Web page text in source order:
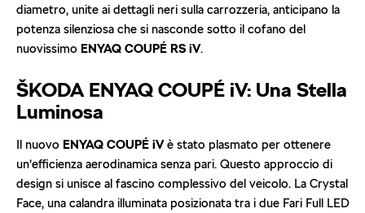
diametro, unite ai dettagli neri sulla carrozzeria, anticipano la
potenza silenziosa che si nasconde sotto il cofano del
nuovissimo ENYAQ COUPÉ RS iV.
ŠKODA ENYAQ COUPÉ iV: Una Stella
Luminosa
Il nuovo ENYAQ COUPÉ iVè stato plasmato per ottenere
un’efficienza aerodinamica senza pari. Questo approccio di
design si unisce al fascino complessivo del veicolo. La Crystal
Face, una calandra illuminata posizionata tra i due Fari Full LED